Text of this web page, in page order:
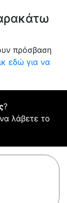
πρόσβαση
εδώ για να
?
λάβετε το